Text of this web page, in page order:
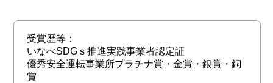
受賞歴等：
いなべSDGｓ推進実践事業者認定証
優秀安全運転事業所プラチナ賞・金賞・銀賞・銅
賞